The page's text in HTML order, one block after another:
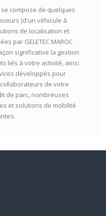
compose de quelques
(d'un véhicule à
de localisation et
par GELETEC MAROC
significative la gestion
liés à votre activité, ainsi
développés pour
de votre
de parc, nombreuses
et solutions de mobilité